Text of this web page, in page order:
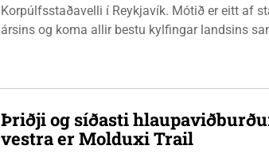
Korpúlfsstaðavelli í Reykjavík. Mótið er eitt af
ársins og koma allir bestu kylfingar landsins
nýkrýndur klúbbmeistari GSS, og Unu Karen
Þriðji og síðasti
vestra er Molduxi Trail